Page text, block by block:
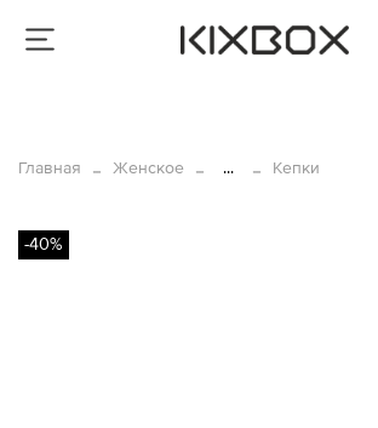
Главная Женское ... Кепки
-40%